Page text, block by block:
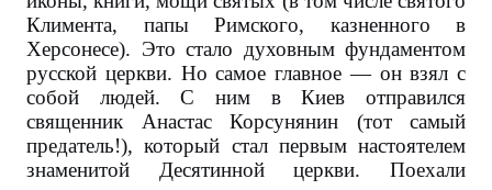
Климента, папы Римского, казненного в
Херсонесе). Это стало духовным фундаментом
русской церкви. Но самое главное — он взял с
собой людей. С ним в Киев отправился
священник Анастас Корсунянин (тот самый
предатель!), который стал первым настоятелем
знаменитой Десятинной церкви. Поехали